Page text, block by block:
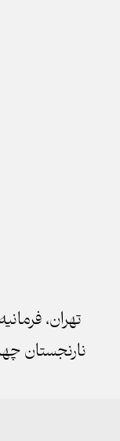
تهران،
نارنجستان